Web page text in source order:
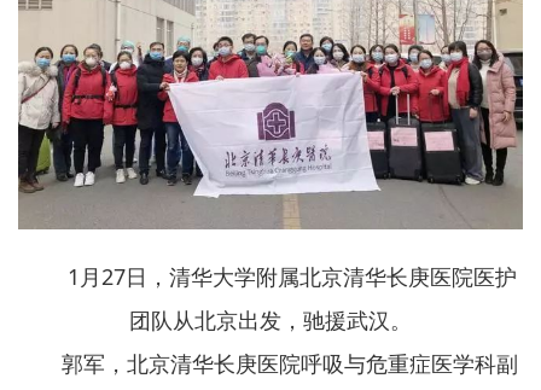
1月27日，清华大学附属北京清华长庚医院医护
团队从北京出发，驰援武汉。
郭军，北京清华长庚医院呼吸与危重症医学科副